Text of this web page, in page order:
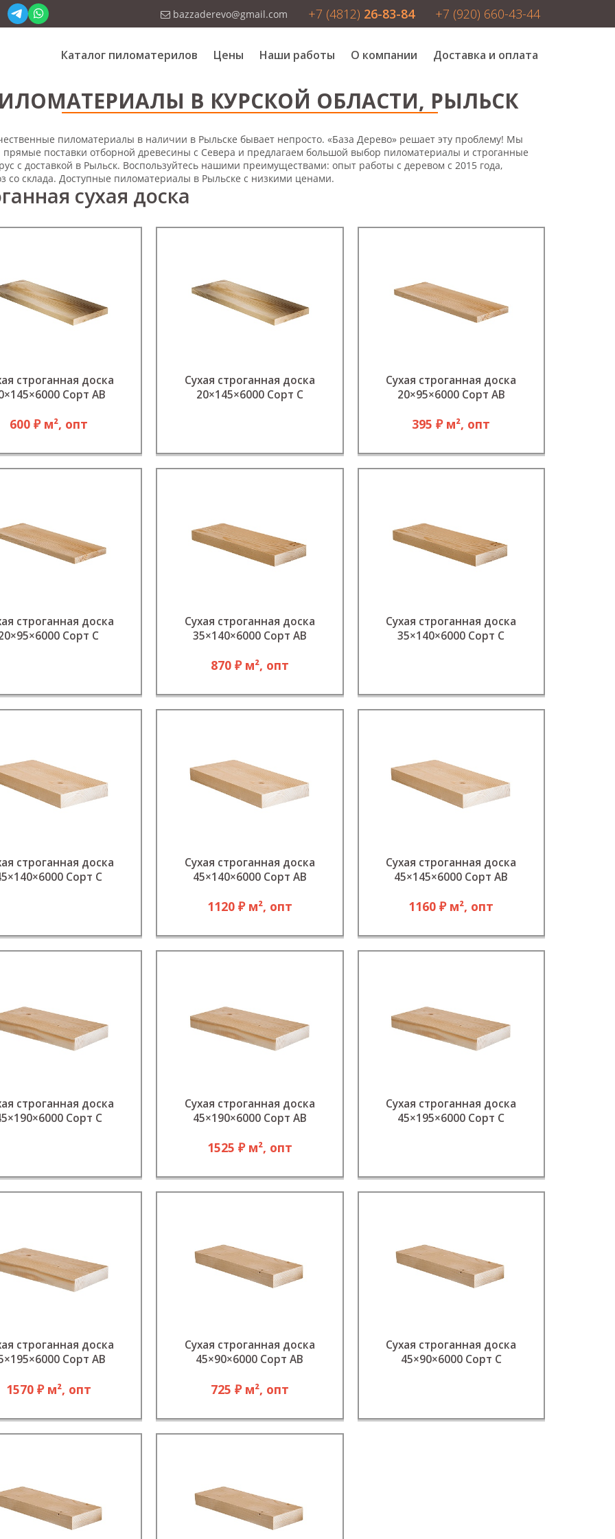
bazzaderevo@gmail.com +7 (4812) 26-83-84 +7 (920) 660-43-44
Каталог пиломатерилов Цены Наши работы О компании Доставка и оплата
В КУРСКОЙ ОБЛАСТИ, РЫЛЬСК
пиломатериалы в наличии в Рыльске бывает непросто. «База Дерево» решает эту проблему! Мы
прямые поставки отборной древесины с Севера и предлагаем большой выбор пиломатериалы и строганные
с доставкой в Рыльск. Воспользуйтесь нашими преимуществами: опыт работы с деревом с 2015 года,
со склада. Доступные пиломатериалы в Рыльске с низкими ценами.
сухая доска
строганная доска
Сорт АВ
600 ₽ м², опт
Сухая строганная доска
20×145×6000 Сорт С
Сухая строганная доска
20×95×6000 Сорт АВ
395 ₽ м², опт
строганная доска
Сорт С
Сухая строганная доска
35×140×6000 Сорт АВ
870 ₽ м², опт
Сухая строганная доска
35×140×6000 Сорт С
строганная доска
Сорт C
Сухая строганная доска
45×140×6000 Сорт АВ
1120 ₽ м², опт
Сухая строганная доска
45×145×6000 Сорт АB
1160 ₽ м², опт
строганная доска
Сорт C
Сухая строганная доска
45×190×6000 Сорт АВ
1525 ₽ м², опт
Сухая строганная доска
45×195×6000 Сорт C
строганная доска
Сорт АB
1570 ₽ м², опт
Сухая строганная доска
45×90×6000 Сорт АВ
725 ₽ м², опт
Сухая строганная доска
45×90×6000 Сорт С